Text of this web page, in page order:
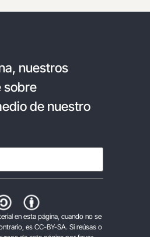
nuestros
sobre
de nuestro
en esta página, cuando no se
es CC-BY-SA. Si reúsas o